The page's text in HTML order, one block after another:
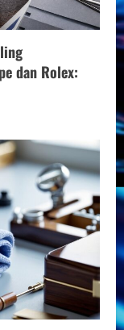
dan Rolex: